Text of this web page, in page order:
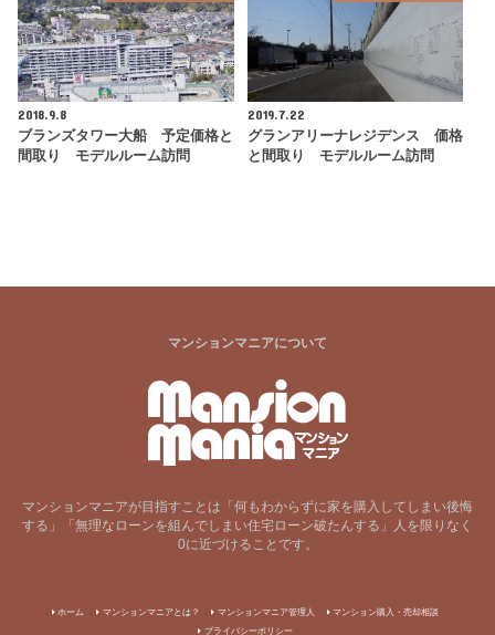
2018.9.8
ブランズタワー大船 予定価格と
間取り モデルルーム訪問
2019.7.22
グランアリーナレジデンス 価格
と間取り モデルルーム訪問
マンションマニアについて
マンションマニアが目指すことは「何もわからずに家を購入してしまい後悔
する」「無理なローンを組んでしまい住宅ローン破たんする」人を限りなく
0に近づけることです。
ホーム マンションマニアとは？ マンションマニア管理人
マンション購入・売却相談
プライバシーポリシー